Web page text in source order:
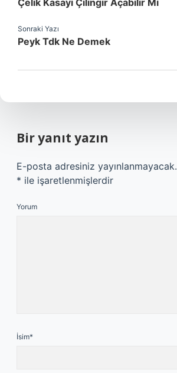
Çelik Kasayı Çilingir Açabilir Mi
Sonraki Yazı
Peyk Tdk Ne Demek
Bir yanıt yazın
E-posta adresiniz yayınlanmayacak.
* ile işaretlenmişlerdir
Yorum
İsim*